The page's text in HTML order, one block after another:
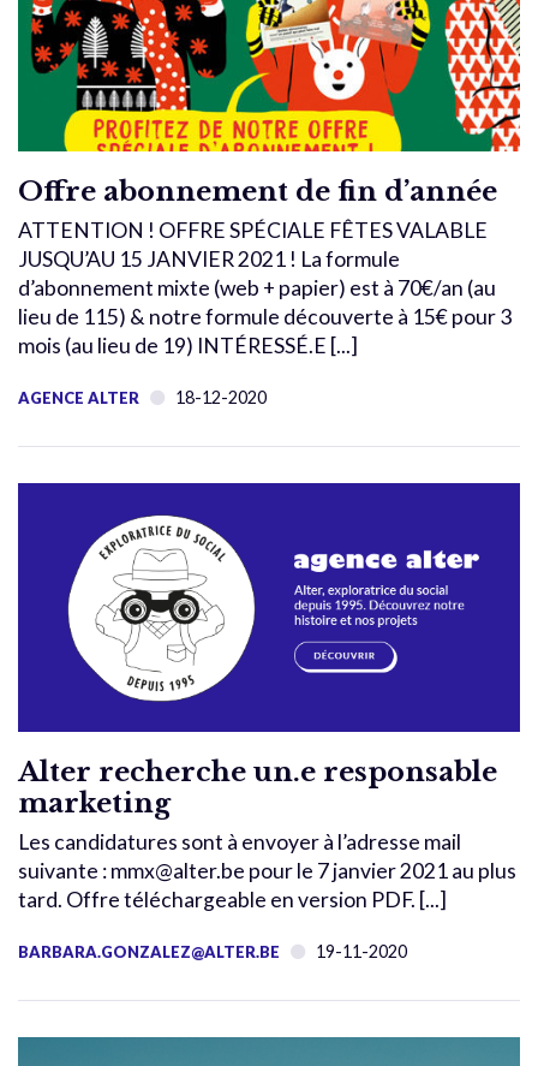
Offre abonnement de fin d’année
ATTENTION ! OFFRE SPÉCIALE FÊTES VALABLE
JUSQU’AU 15 JANVIER 2021 ! La formule
d’abonnement mixte (web + papier) est à 70€/an (au
lieu de 115) & notre formule découverte à 15€ pour 3
mois (au lieu de 19) INTÉRESSÉ.E [...]
AGENCE ALTER 18-12-2020
Alter recherche un.e responsable
marketing
Les candidatures sont à envoyer à l’adresse mail
suivante : mmx@alter.be pour le 7 janvier 2021 au plus
tard. Offre téléchargeable en version PDF. [...]
BARBARA.GONZALEZ@ALTER.BE 19-11-2020